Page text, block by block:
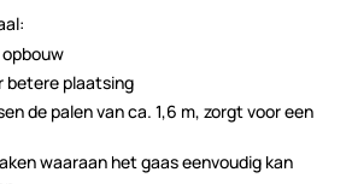
opbouw
betere plaatsing
de palen van ca. 1,6 m, zorgt voor een
waaraan het gaas eenvoudig kan